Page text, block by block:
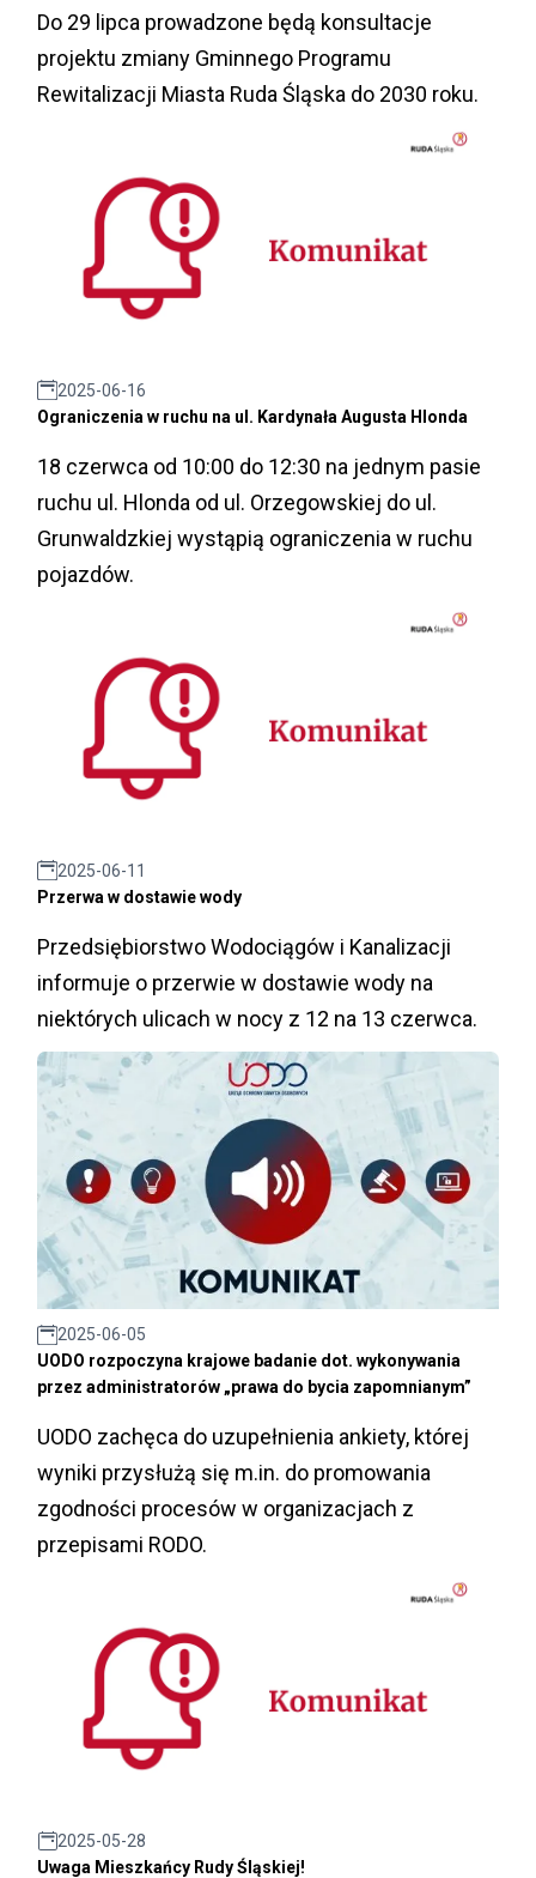
Do 29 lipca prowadzone będą konsultacje
projektu zmiany Gminnego Programu
Rewitalizacji Miasta Ruda Śląska do 2030 roku.
2025-06-16
Ograniczenia w ruchu na ul. Kardynała Augusta Hlonda
18 czerwca od 10:00 do 12:30 na jednym pasie
ruchu ul. Hlonda od ul. Orzegowskiej do ul.
Grunwaldzkiej wystąpią ograniczenia w ruchu
pojazdów.
2025-06-11
Przerwa w dostawie wody
Przedsiębiorstwo Wodociągów i Kanalizacji
informuje o przerwie w dostawie wody na
niektórych ulicach w nocy z 12 na 13 czerwca.
2025-06-05
UODO rozpoczyna krajowe badanie dot. wykonywania
przez administratorów „prawa do bycia zapomnianym”
UODO zachęca do uzupełnienia ankiety, której
wyniki przysłużą się m.in. do promowania
zgodności procesów w organizacjach z
przepisami RODO.
2025-05-28
Uwaga Mieszkańcy Rudy Śląskiej!